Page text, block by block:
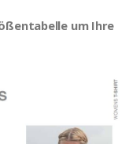
um Ihre